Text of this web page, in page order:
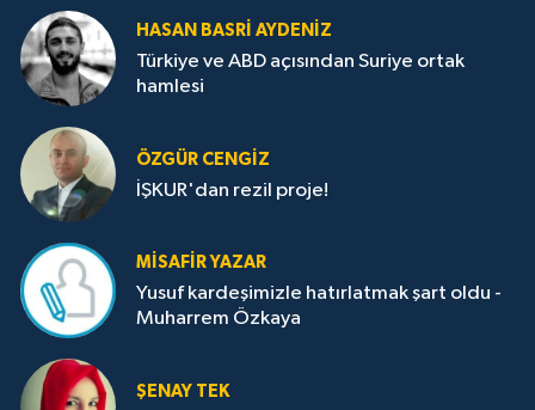
HASAN BASRI AYDENIZ
Türkiye ve ABD açısından Suriye ortak
hamlesi
ÖZGÜR CENGIZ
İŞKUR'dan rezil proje!
MISAFIR YAZAR
Yusuf kardeşimizle hatırlatmak şart oldu -
Muharrem Özkaya
ŞENAY TEK